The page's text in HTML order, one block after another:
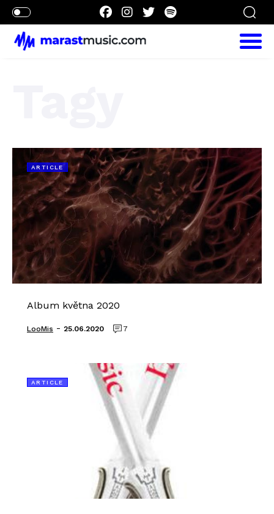
ARTICLE
Album května 2020
LooMis - 25.06.2020 7
ARTICLE